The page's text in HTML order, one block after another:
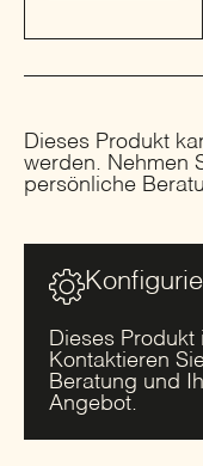
Dieses Produkt
werden. Nehmen
persönliche
Dieses
Kontaktieren
Beratung und
Angebot.